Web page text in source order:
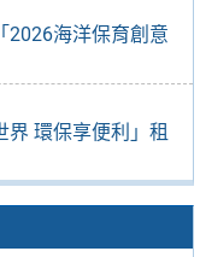
2026海洋保育創意
界 環保享便利」租